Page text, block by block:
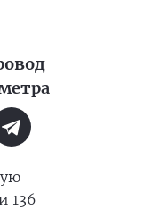
136